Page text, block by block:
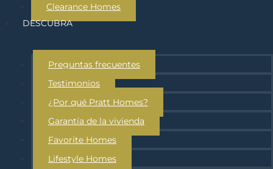
Clearance Homes
DESCUBRA
Preguntas frecuentes
Testimonios
¿Por qué Pratt Homes?
Garantía de la vivienda
Favorite Homes
Lifestyle Homes